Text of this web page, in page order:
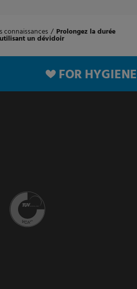
connaissances / Prolongez la durée
un dévidoir
FOR HYGIENE